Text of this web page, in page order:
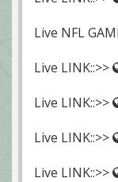
Live NFL
Live LINK::>>
Live LINK::>>
Live LINK::>>
Live LINK::>>